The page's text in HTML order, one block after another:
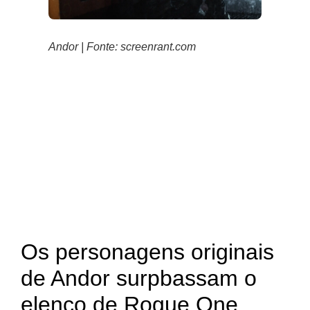
Andor | Fonte: screenrant.com
Os personagens originais
de Andor surpbassam o
elenco de Rogue One